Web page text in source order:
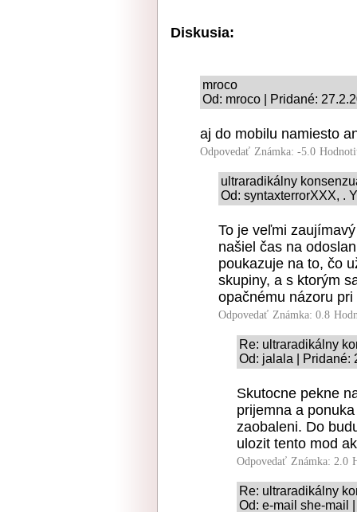
Diskusia:
mroco
Od: mroco | Pridané:
aj do mobilu namiesto
Odpovedať Známka: -5.0
ultraradikálny
Od: syntaxterrorXXX, .
To je veľmi
našiel čas na
poukazuje na to, čo
skupiny, a s ktorým
opačnému názoru
Odpovedať Známka: 0.8
Re: ultraradikálny
Od: jalala | Pridané:
Skutocne pekne
prijemna a
zaobaleni. Do
ulozit tento mod
Odpovedať Známka: 2.0
Re: ultraradikálny
Od: e-mail she-mail